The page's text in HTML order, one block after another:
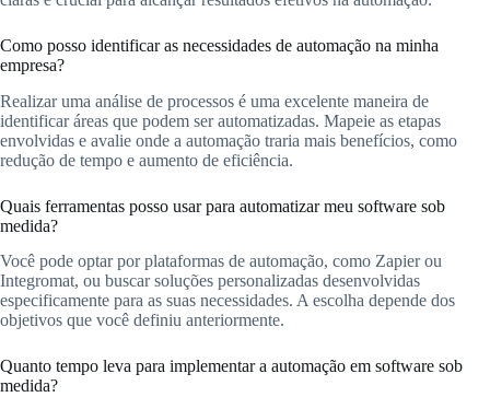
Como posso identificar as necessidades de automação na minha
empresa?
Realizar uma análise de processos é uma excelente maneira de
identificar áreas que podem ser automatizadas. Mapeie as etapas
envolvidas e avalie onde a automação traria mais benefícios, como
redução de tempo e aumento de eficiência.
Quais ferramentas posso usar para automatizar meu software sob
medida?
Você pode optar por plataformas de automação, como Zapier ou
Integromat, ou buscar soluções personalizadas desenvolvidas
especificamente para as suas necessidades. A escolha depende dos
objetivos que você definiu anteriormente.
Quanto tempo leva para implementar a automação em software sob
medida?